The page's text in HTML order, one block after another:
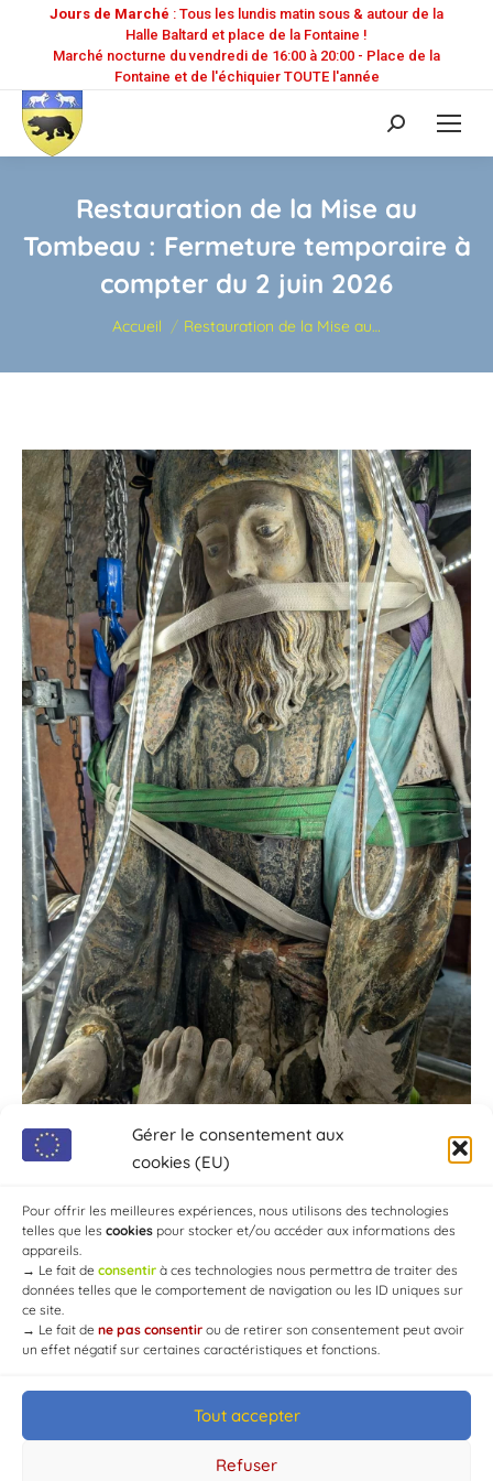
Gérer le consentement aux
cookies (EU)
Pour offrir les meilleures expériences, nous utilisons des technologies
telles que les cookies pour stocker et/ou accéder aux informations des
appareils.
→ Le fait de consentir à ces technologies nous permettra de traiter des
données telles que le comportement de navigation ou les ID uniques sur
ce site.
→ Le fait de ne pas consentir ou de retirer son consentement peut avoir
un effet négatif sur certaines caractéristiques et fonctions.
Tout accepter
Refuser
Jours de Marché : Tous les lundis matin sous & autour de la
Halle Baltard et place de la Fontaine !
Marché nocturne du vendredi de 16:00 à 20:00 - Place de la
Fontaine et de l'échiquier TOUTE l'année
Recherche
:
Restauration de la Mise au
Tombeau : Fermeture temporaire à
compter du 2 juin 2026
Vous êtes ici :
Accueil Restauration de la Mise au…
© Mairie de Chaource [2004-2024] | Tous droits réservés.
Developed byWEB3-DESIGN